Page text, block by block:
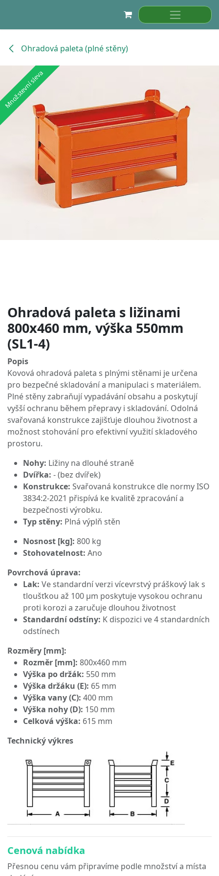
Ohradová paleta (plné stěny)
Množstevní sleva
Ohradová paleta s ližinami
800x460 mm, výška 550mm
(SL1-4)
Popis
Kovová ohradová paleta s plnými stěnami je určena
pro bezpečné skladování a manipulaci s materiálem.
Plné stěny zabraňují vypadávání obsahu a poskytují
vyšší ochranu během přepravy i skladování. Odolná
svařovaná konstrukce zajišťuje dlouhou životnost a
možnost stohování pro efektivní využití skladového
prostoru.
Nohy: Ližiny na dlouhé straně
Dvířka: - (bez dvířek)
Konstrukce: Svařovaná konstrukce dle normy ISO
3834:2-2021 přispívá ke kvalitě zpracování a
bezpečnosti výrobku.
Typ stěny: Plná výplň stěn
Nosnost [kg]: 800 kg
Stohovatelnost: Ano
Povrchová úprava:
Lak: Ve standardní verzi vícevrstvý práškový lak s
tloušťkou až 100 μm poskytuje vysokou ochranu
proti korozi a zaručuje dlouhou životnost
Standardní odstíny: K dispozici ve 4 standardních
odstínech
Rozměry [mm]:
Rozměr [mm]: 800x460 mm
Výška po držák: 550 mm
Výška držáku (E): 65 mm
Výška vany (C): 400 mm
Výška nohy (D): 150 mm
Celková výška: 615 mm
Technický výkres
Cenová nabídka
Přesnou cenu vám připravíme podle množství a místa